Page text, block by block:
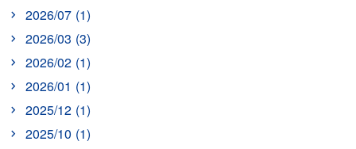
2026/07 (1)
2026/03 (3)
2026/02 (1)
2026/01 (1)
2025/12 (1)
2025/10 (1)